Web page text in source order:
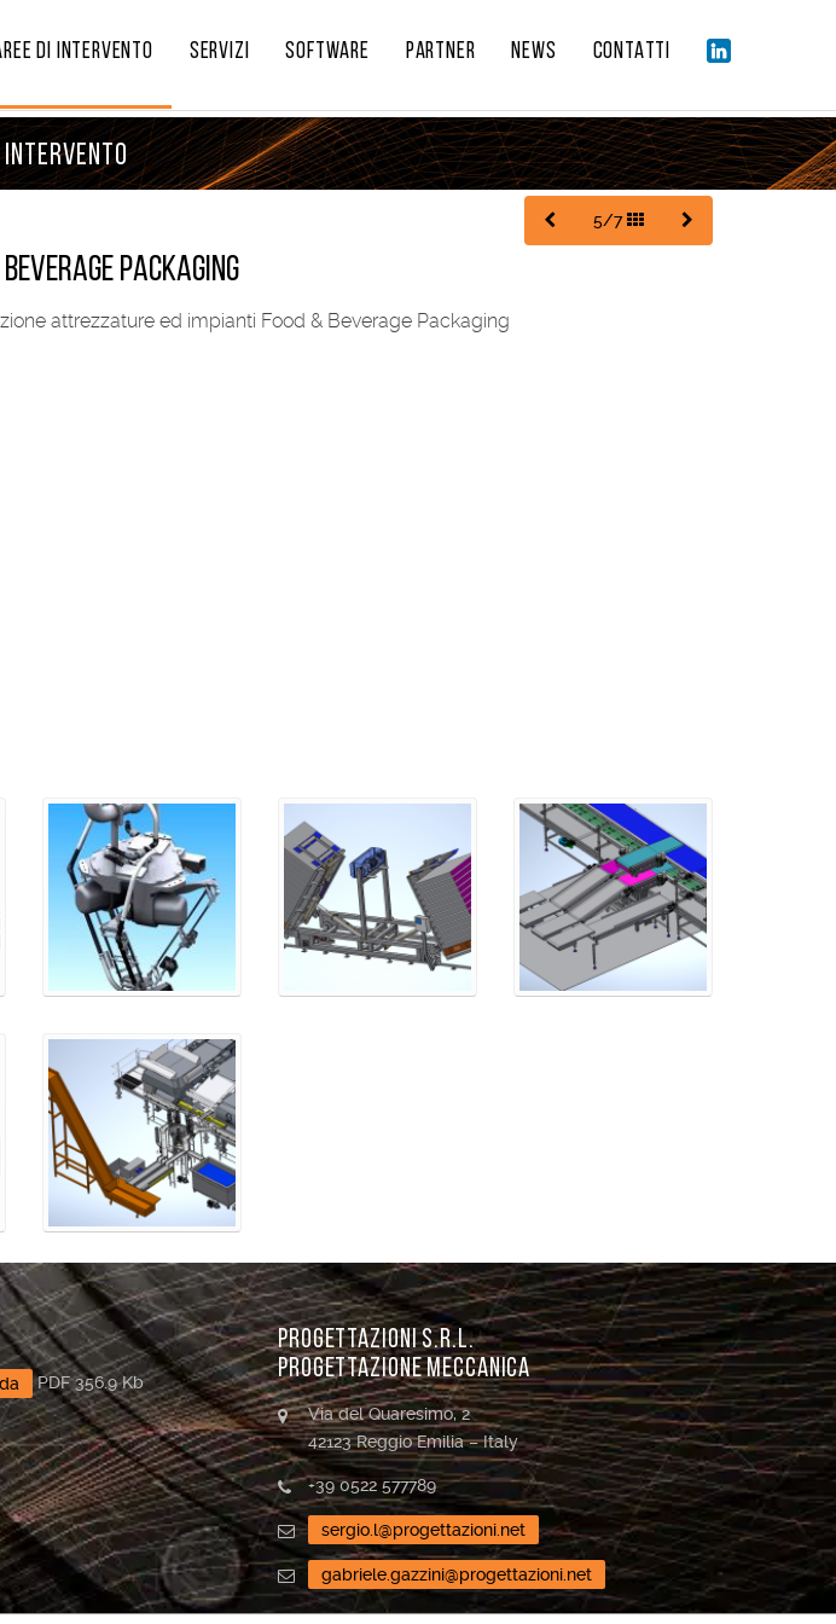
DI INTERVENTO SERVIZI SOFTWARE PARTNER NEWS CONTATTI
5/7
Beverage Packaging
attrezzature ed impianti Food & Beverage Packaging
PDF 356.9 Kb
PROGETTAZIONI s.r.l.
Progettazione meccanica
Via del Quaresimo, 2
42123 Reggio Emilia – Italy
+39 0522 577789
sergio.l@progettazioni.net
gabriele.gazzini@progettazioni.net